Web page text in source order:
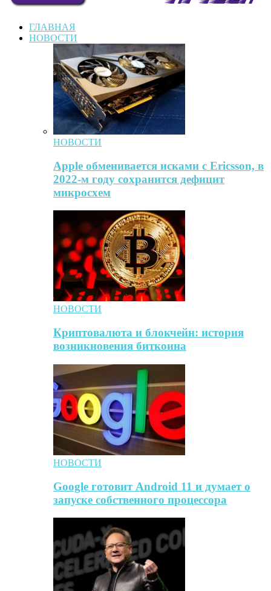
ГЛАВНАЯ
НОВОСТИ
НОВОСТИ
Apple обменивается исками с Ericsson, в
2022-м году сохранится дефицит
микросхем
НОВОСТИ
Криптовалюта и блокчейн: история
возникновения биткоина
НОВОСТИ
Google готовит Android 11 и думает о
запуске собственного процессора